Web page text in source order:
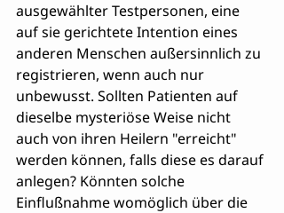
ausgewählter Testpersonen, eine
auf sie gerichtete Intention eines
anderen Menschen außersinnlich zu
registrieren, wenn auch nur
unbewusst. Sollten Patienten auf
dieselbe mysteriöse Weise nicht
auch von ihren Heilern "erreicht"
werden können, falls diese es darauf
anlegen? Könnten solche
Einflußnahme womöglich über die